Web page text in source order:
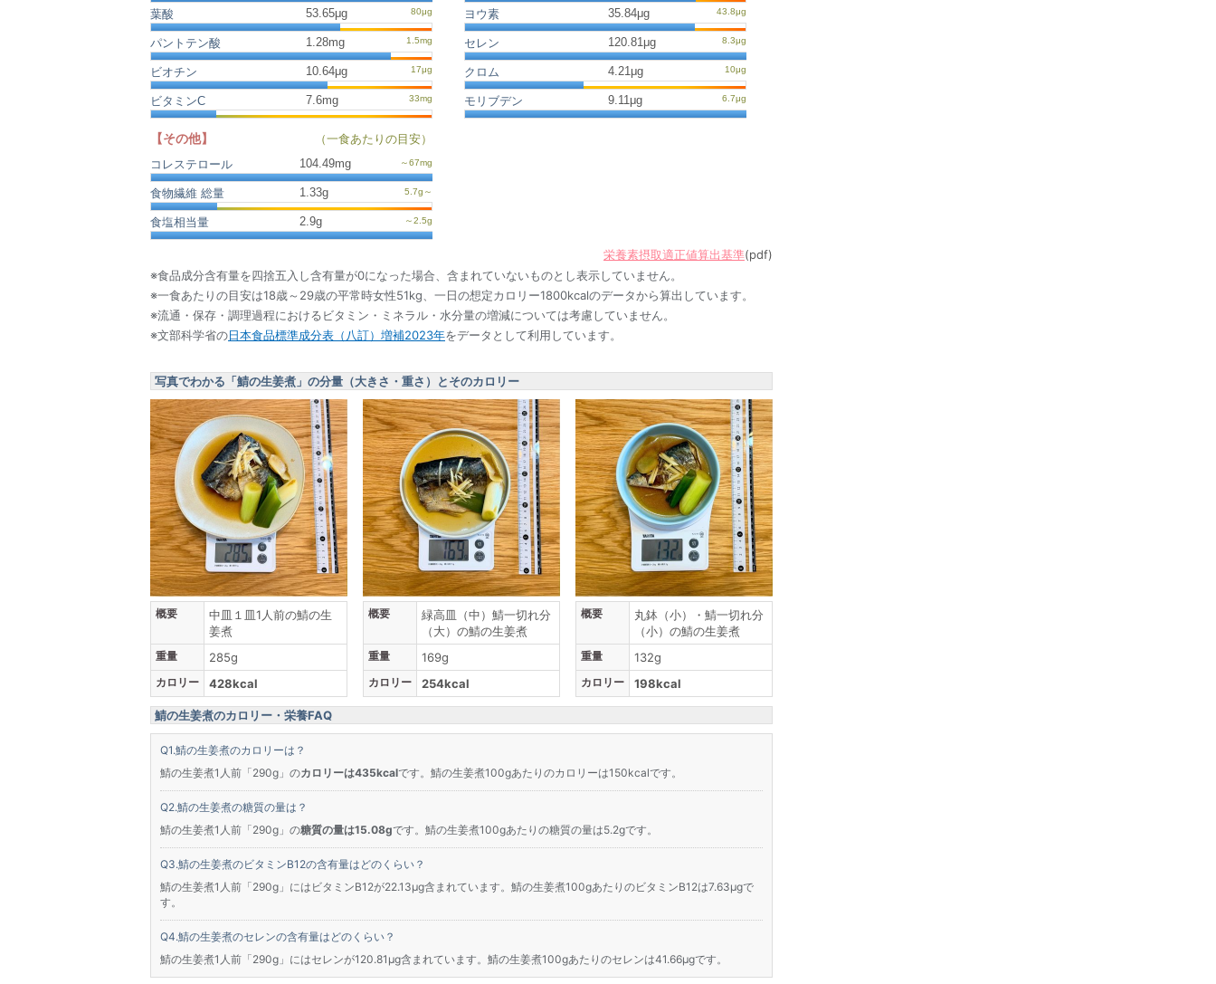
葉酸 53.65μg
パントテン酸 1.28mg
ビオチン 10.64μg
ビタミンC 7.6mg
ヨウ素 35.84μg
セレン 120.81μg
クロム 4.21μg
モリブデン 9.11μg
【その他】
（一食あたりの目安）
コレステロール
104.49mg
食物繊維 総量 1.33g
食塩相当量 2.9g
栄養素摂取適正値算出基準(pdf)
※食品成分含有量を四捨五入し含有量が0になった場合、含まれていないものとし表示していません。
※一食あたりの目安は18歳～29歳の平常時女性51kg、一日の想定カロリー1800kcalのデータから算出しています。
※流通・保存・調理過程におけるビタミン・ミネラル・水分量の増減については考慮していません。
※文部科学省の日本食品標準成分表（八訂）増補2023年をデータとして利用しています。
写真でわかる「鯖の生姜煮」の分量（大きさ・重さ）とそのカロリー
概要
中皿１皿1人前の鯖の生
姜煮
重量 285g
カロリー 428kcal
概要
緑高皿（中）鯖一切れ分
（大）の鯖の生姜煮
重量 169g
カロリー 254kcal
概要
丸鉢（小）・鯖一切れ分
（小）の鯖の生姜煮
重量 132g
カロリー 198kcal
鯖の生姜煮のカロリー・栄養FAQ
鯖の生姜煮のカロリーは？
鯖の生姜煮1人前「290g」のカロリーは435kcalです。鯖の生姜煮100gあたりのカロリーは150kcalです。
鯖の生姜煮の糖質の量は？
鯖の生姜煮1人前「290g」の糖質の量は15.08gです。鯖の生姜煮100gあたりの糖質の量は5.2gです。
鯖の生姜煮のビタミンB12の含有量はどのくらい？
鯖の生姜煮1人前「290g」にはビタミンB12が22.13μg含まれています。鯖の生姜煮100gあたりのビタミンB12は7.63μgで
す。
鯖の生姜煮のセレンの含有量はどのくらい？
鯖の生姜煮1人前「290g」にはセレンが120.81μg含まれています。鯖の生姜煮100gあたりのセレンは41.66μgです。